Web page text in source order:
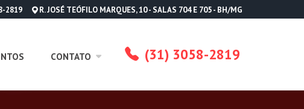
2819 R. JOSÉ TEÓFILO MARQUES, 10 - SALAS 704 E 705 - BH/MG
CONTATO (31) 3058-2819